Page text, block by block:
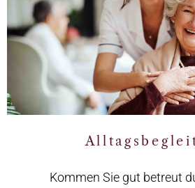
Erfahren Sie
Kommen Sie gut betreut